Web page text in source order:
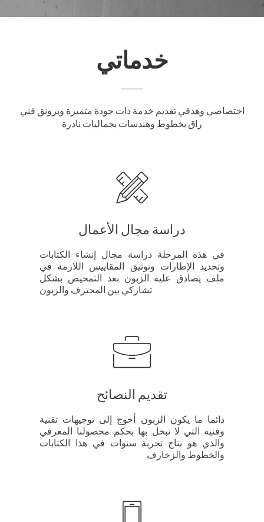
خدماتي
اختصاصي وهدفي تقديم خدمة ذات جودة متميزة وبرونق فني
راق بخطوط وهندسات بجماليات نادرة
دراسة مجال الأعمال
في هذه المرحلة دراسة مجال إنشاء الكتابات
وتحديد الإطارات وتوثيق المقاييس اللازمة في
ملف يصادق عليه الزبون بعد التمحيص بشكل
تشاركي بين المحترف والزبون
تقديم النصائح
دائما ما يكون الزبون أحوج إلى توجيهات تقنية
وفنية التي لا نبخل بها بحكم محصولنا المعرفي
والذي هو نتاج تجربة سنوات في هذا الكتابات
والخطوط والزخارف